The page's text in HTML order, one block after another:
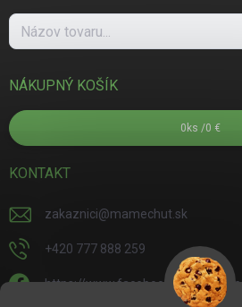
NÁKUPNÝ KOŠÍK
0 ks /0 €
KONTAKT
zakaznici@mamechut.sk
+420 777 888 259
https://www.facebook.com/